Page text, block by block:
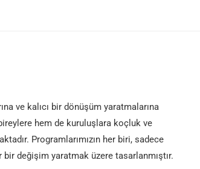
ve kalıcı bir dönüşüm yaratmalarına
hem de kuruluşlara koçluk ve
Programlarımızın her biri, sadece
değişim yaratmak üzere tasarlanmıştır.